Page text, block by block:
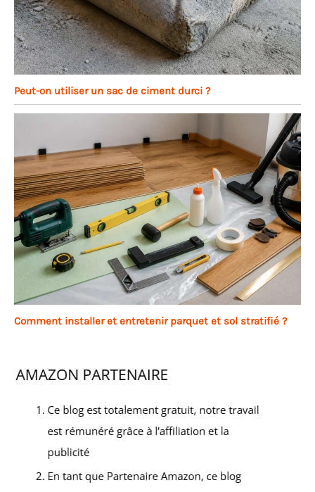
Peut-on utiliser un sac de ciment durci ?
Comment installer et entretenir parquet et sol stratifié ?